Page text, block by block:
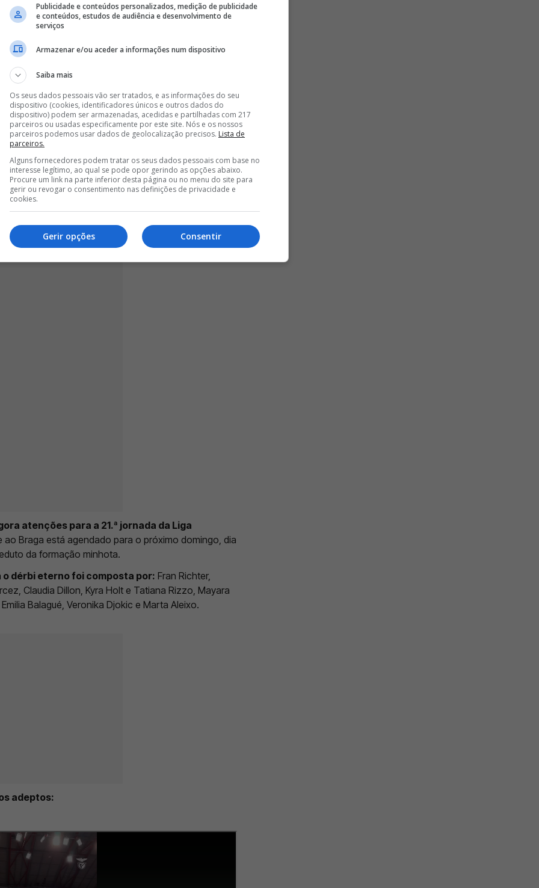
ATACANTE QUE ESTEVE 2 ANOS NO SPORTING
< >
temporada desportiva -
com 41 pontos. O Sporting segue em primeiro
posto com 47, mas tem menos três jogos
atenções para a 21.ª jornada da Liga
Braga está agendado para o próximo domingo, dia
da formação minhota.
dérbi eterno foi composta por: Fran Richter,
Claudia Dillon, Kyra Holt e Tatiana Rizzo, Mayara
Balagué, Veronika Djokic e Marta Aleixo.
adeptos:
Publicidade e conteúdos personalizados, medição de publicidade
e conteúdos, estudos de audiência e desenvolvimento de
serviços
Armazenar e/ou aceder a informações num dispositivo
Saiba mais
Os seus dados pessoais vão ser tratados, e as informações do seu
dispositivo (cookies, identificadores únicos e outros dados do
dispositivo) podem ser armazenadas, acedidas e partilhadas com 217
parceiros ou usadas especificamente por este site. Nós e os nossos
parceiros podemos usar dados de geolocalização precisos. Lista de
parceiros.
Alguns fornecedores podem tratar os seus dados pessoais com base no
interesse legítimo, ao qual se pode opor gerindo as opções abaixo.
Procure um link na parte inferior desta página ou no menu do site para
gerir ou revogar o consentimento nas definições de privacidade e
cookies.
Consentir
Gerir opções